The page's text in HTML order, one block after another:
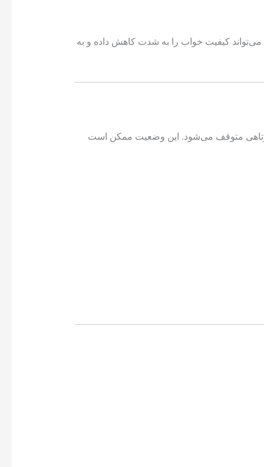
کیفیت خواب را به شدت کاهش داده و به
متوقف می‌شود. این وضعیت ممکن است